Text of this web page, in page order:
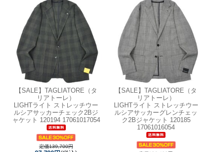
【SALE】 TAGLIATORE（タ
リアトーレ）
LIGHTライト ストレッチウー
ルシアサッカーチェック2Bジ
ャケット 120194 17061017054
定価139,700円
【SALE】TAGLIATORE（タ
リアトーレ）
LIGHTライト ストレッチウー
ルシアサッカーグレンチェッ
ク2Bジャケット 120185
17061016054